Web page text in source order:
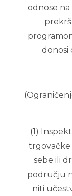
odnose
donosi
(1)
trgovačke
sebe ili
području
niti